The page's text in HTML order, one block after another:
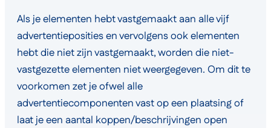
Als je elementen hebt vastgemaakt aan alle vijf
advertentieposities en vervolgens ook elementen
hebt die niet zijn vastgemaakt, worden die niet-
vastgezette elementen niet weergegeven. Om dit te
voorkomen zet je ofwel alle
advertentiecomponenten vast op een plaatsing of
laat je een aantal koppen/beschrijvingen open